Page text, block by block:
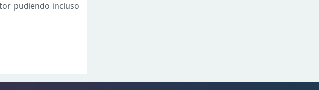
pudiendo incluso